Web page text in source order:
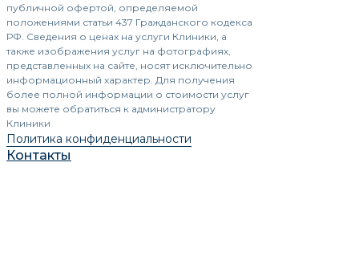
публичной офертой, определяемой
положениями статьи 437 Гражданского кодекса
РФ. Сведения о ценах на услуги Клиники, а
также изображения услуг на фотографиях,
представленных на сайте, носят исключительно
информационный характер. Для получения
более полной информации о стоимости услуг
вы можете обратиться к администратору
Клиники
Политика конфиденциальности
Контакты